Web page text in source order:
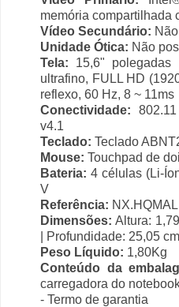
memória compartilhada
Vídeo Secundário:
Unidade Ótica: Não
Tela: 15,6"
ultrafino, FULL HD
reflexo, 60 Hz, 8 ~ 11ms
Conectividade:
v4.1
Teclado: Teclado
Mouse: Touchpad de
Bateria: 4 células (Li-
V
Referência:
Dimensões: Altura:
| Profundidade: 25,05 cm
Peso Líquido: 1,80Kg
Conteúdo da
carregadora do
- Termo de garantia